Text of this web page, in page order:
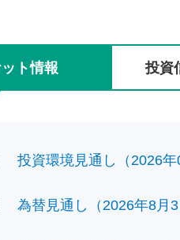
ト情報 投資
投資環境見通し（2026年
為替見通し（2026年8月3